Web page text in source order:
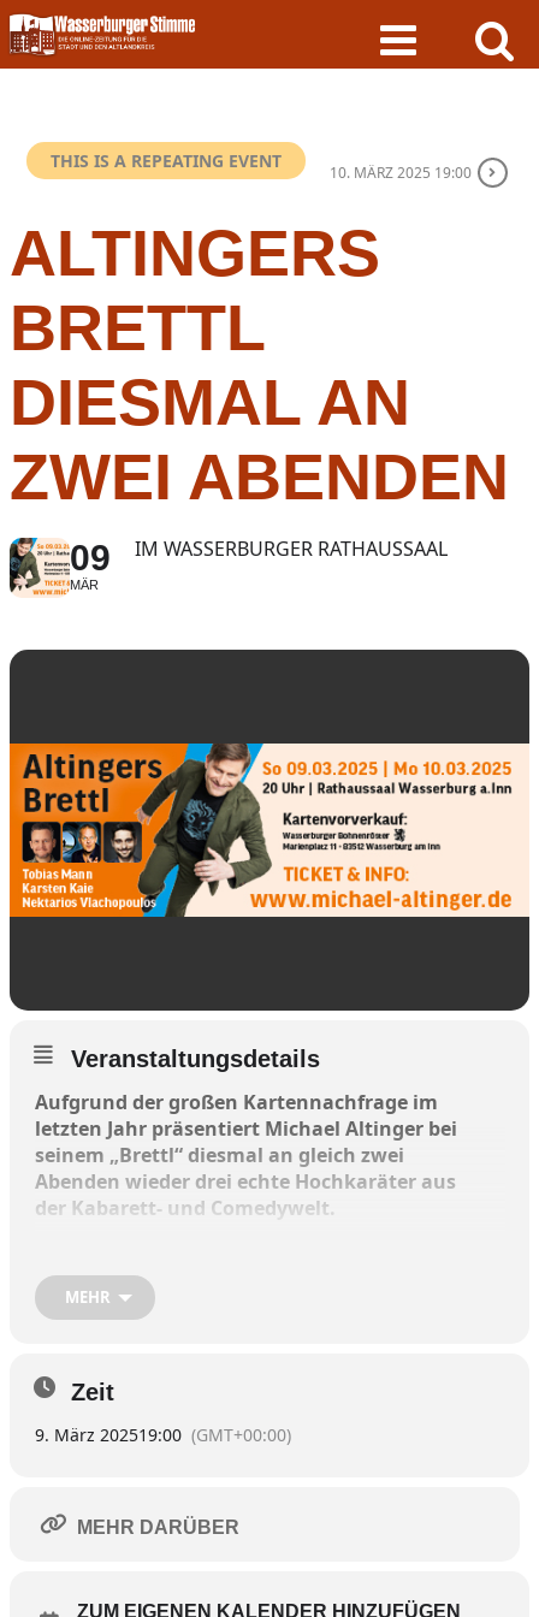
Skip
to
content
THIS IS A REPEATING EVENT
10. MÄRZ 2025 19:00
ALTINGERS
BRETTL
DIESMAL AN
ZWEI ABENDEN
09
MÄR
IM WASSERBURGER RATHAUSSAAL
Veranstaltungsdetails
Aufgrund der großen Kartennachfrage im
letzten Jahr präsentiert Michael Altinger bei
seinem „Brettl“ diesmal an gleich zwei
Abenden wieder drei echte Hochkaräter aus
der Kabarett- und Comedywelt.
Sonntag, 9. März
Montag, 10. März,
jeweils um 20 Uhr
im historischen Rathaussaal in Wasserburg,
MEHR
Zeit
9. März 202519:00 (GMT+00:00)
MEHR DARÜBER
ZUM EIGENEN KALENDER HINZUFÜGEN